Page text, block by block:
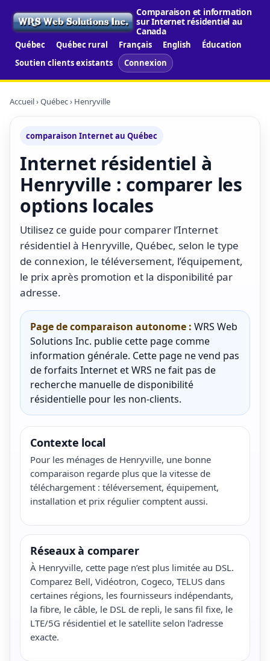
Comparaison et information
sur Internet résidentiel au
Canada
Québec Québec rural Français English
Éducation
Soutien clients existants
Connexion
Accueil›Québec› Henryville
comparaison Internet au Québec
Internet résidentiel à
Henryville : comparer les
options locales
Utilisez ce guide pour comparer l’Internet
résidentiel à Henryville, Québec, selon le type
de connexion, le téléversement, l’équipement,
le prix après promotion et la disponibilité par
adresse.
Page de comparaison autonome : WRS Web
Solutions Inc. publie cette page comme
information générale. Cette page ne vend pas
de forfaits Internet et WRS ne fait pas de
recherche manuelle de disponibilité
résidentielle pour les non-clients.
Contexte local
Pour les ménages de Henryville, une bonne
comparaison regarde plus que la vitesse de
téléchargement : téléversement, équipement,
installation et prix régulier comptent aussi.
Réseaux à comparer
À Henryville, cette page n’est plus limitée au DSL.
Comparez Bell, Vidéotron, Cogeco, TELUS dans
certaines régions, les fournisseurs indépendants,
la fibre, le câble, le DSL de repli, le sans fil fixe, le
LTE/5G résidentiel et le satellite selon l’adresse
exacte.